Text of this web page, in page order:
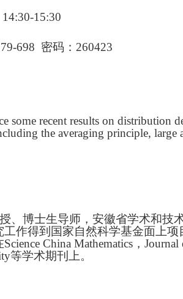
15:30
698 密码： 260423
some recent results on distribution
the averaging principle, large
、博士生导师，安徽省学术和技
作得到国家自然科学基金面上
China Mathematics，Journal
等学术期刊上。